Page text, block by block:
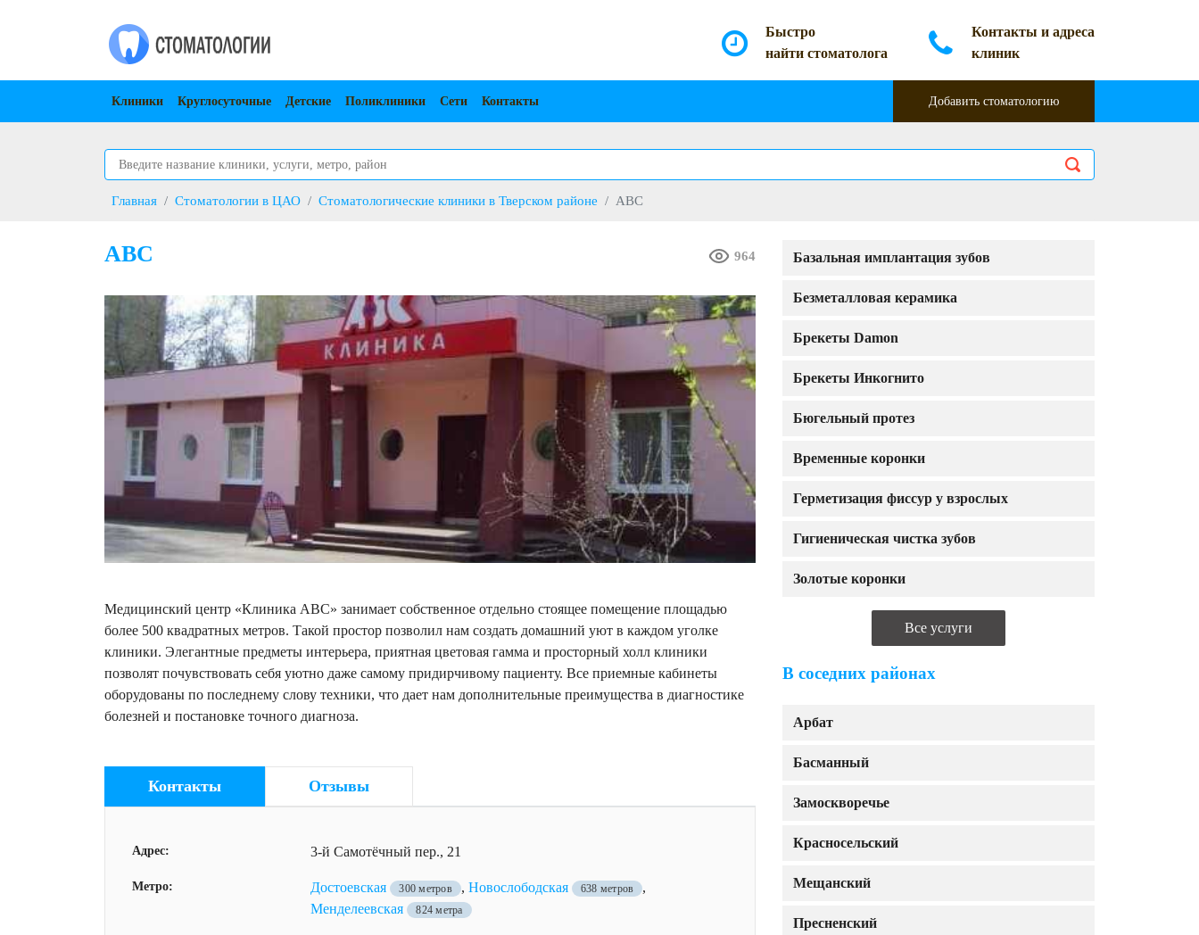
Быстро
найти стоматолога
Контакты и адреса
клиник
Клиники Круглосуточные Детские Поликлиники Сети Контакты Добавить стоматологию
Главная Стоматологии в ЦАО Стоматологические клиники в Тверском районе ABC
Базальная имплантация зубов
Безметалловая керамика
Брекеты Damon
Брекеты Инкогнито
Бюгельный протез
Временные коронки
Герметизация фиссур у взрослых
Гигиеническая чистка зубов
Золотые коронки
Все услуги
В соседних районах
Арбат
Басманный
Замоскворечье
Красносельский
Мещанский
Пресненский
ABC 964
Медицинский центр «Клиника АВС» занимает собственное отдельно стоящее помещение площадью
более 500 квадратных метров. Такой простор позволил нам создать домашний уют в каждом уголке
клиники. Элегантные предметы интерьера, приятная цветовая гамма и просторный холл клиники
позволят почувствовать себя уютно даже самому придирчивому пациенту. Все приемные кабинеты
оборудованы по последнему слову техники, что дает нам дополнительные преимущества в диагностике
болезней и постановке точного диагноза.
Контакты Отзывы
Адрес: 3-й Самотёчный пер., 21
Метро: Достоевская 300 метров , Новослободская 638 метров
,
Менделеевская
824 метра